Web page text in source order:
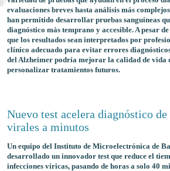
evaluaciones breves hasta análisis más
han permitido desarrollar pruebas sanguíneas
diagnóstico más temprano y accesible. A pesar de
que los resultados sean interpretados por
clínico adecuado para evitar errores
del Alzheimer podría mejorar la calidad de vida
personalizar tratamientos futuros.
Nuevo test acelera diagnóstico
virales a minutos
Un equipo del Instituto de Microelectrónica de
desarrollado un innovador test que reduce el
infecciones víricas, pasando de horas a solo 40